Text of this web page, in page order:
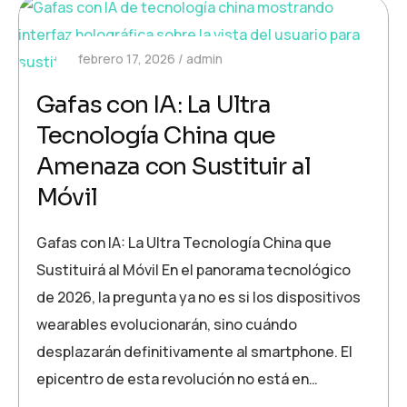
febrero 17, 2026 admin
Gafas con IA: La Ultra
Tecnología China que
Amenaza con Sustituir al
Móvil
Gafas con IA: La Ultra Tecnología China que
Sustituirá al Móvil En el panorama tecnológico
de 2026, la pregunta ya no es si los dispositivos
wearables evolucionarán, sino cuándo
desplazarán definitivamente al smartphone. El
epicentro de esta revolución no está en…